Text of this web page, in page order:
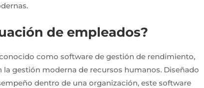
de empleados?
como software de gestión de rendimiento,
gestión moderna de recursos humanos. Diseñado
dentro de una organización, este software